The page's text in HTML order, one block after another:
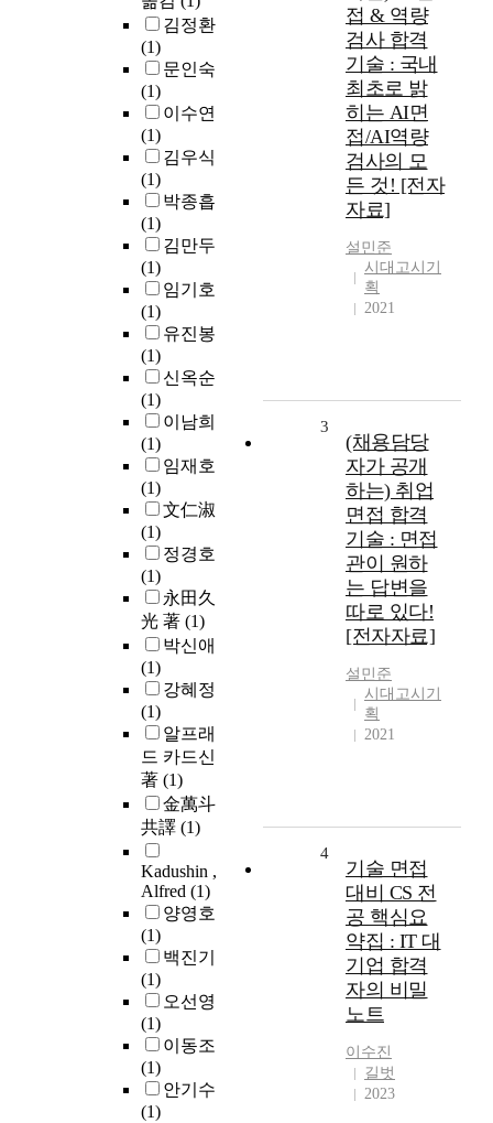
김정환
(1)
문인숙
(1)
이수연
(1)
김우식
(1)
박종흡
(1)
김만두
(1)
임기호
(1)
유진봉
(1)
신옥순
(1)
이남희
(1)
임재호
(1)
文仁淑
(1)
정경호
(1)
永田久
光 著 (1)
박신애
(1)
강혜정
(1)
알프래
드 카드신
著 (1)
金萬斗
共譯 (1)
Kadushin ,
Alfred (1)
양영호
(1)
백진기
(1)
오선영
(1)
이동조
(1)
안기수
(1)
접 & 역량
검사 합격
기술 : 국내
최초로 밝
히는 AI면
접/AI역량
검사의 모
든 것! [전자
자료]
설민준
시대고시기
획
2021
3
(채용담당
자가 공개
하는) 취업
면접 합격
기술 : 면접
관이 원하
는 답변을
따로 있다!
[전자자료]
설민준
시대고시기
획
2021
4
기술 면접
대비 CS 전
공 핵심요
약집 : IT 대
기업 합격
자의 비밀
노트
이수진
길벗
2023